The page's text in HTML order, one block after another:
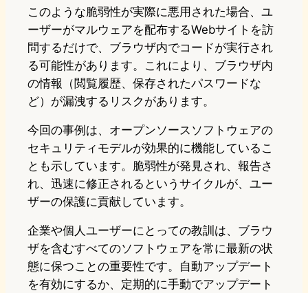
このような脆弱性が実際に悪用された場合、ユ
ーザーがマルウェアを配布するWebサイトを訪
問するだけで、ブラウザ内でコードが実行され
る可能性があります。これにより、ブラウザ内
の情報（閲覧履歴、保存されたパスワードな
ど）が漏洩するリスクがあります。
今回の事例は、オープンソースソフトウェアの
セキュリティモデルが効果的に機能しているこ
とも示しています。脆弱性が発見され、報告さ
れ、迅速に修正されるというサイクルが、ユー
ザーの保護に貢献しています。
企業や個人ユーザーにとっての教訓は、ブラウ
ザを含むすべてのソフトウェアを常に最新の状
態に保つことの重要性です。自動アップデート
を有効にするか、定期的に手動でアップデート